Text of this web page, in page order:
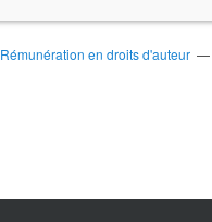
Rémunération en droits d'auteur